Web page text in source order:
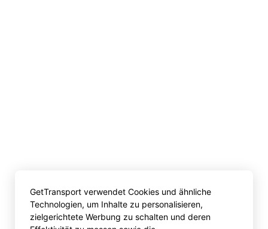
GetTransport verwendet Cookies und ähnliche
Technologien, um Inhalte zu personalisieren,
zielgerichtete Werbung zu schalten und deren